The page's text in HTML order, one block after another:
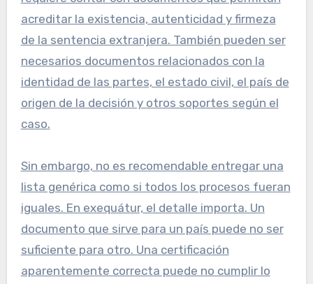
acreditar la existencia, autenticidad y firmeza
de la sentencia extranjera. También pueden ser
necesarios documentos relacionados con la
identidad de las partes, el estado civil, el país de
origen de la decisión y otros soportes según el
caso.
Sin embargo, no es recomendable entregar una
lista genérica como si todos los procesos fueran
iguales. En exequátur, el detalle importa. Un
documento que sirve para un país puede no ser
suficiente para otro. Una certificación
aparentemente correcta puede no cumplir lo